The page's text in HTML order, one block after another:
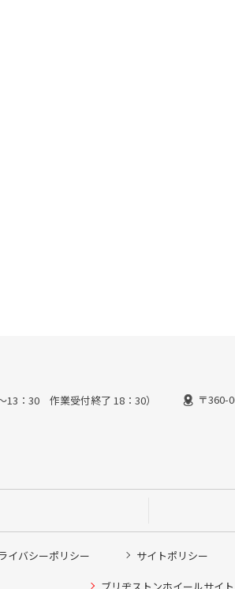
13：30 作業受付終了 18：30） 〒360-
イバシーポリシー サイトポリシー
ブリヂストンホイールサイト
業の予約